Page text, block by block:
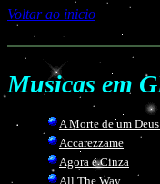
Voltar ao inicio
Musicas em
A Morte de um
Accarezzame
Agora é Cinza
All The Way